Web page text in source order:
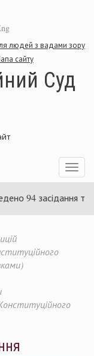
людей з вадами зору
сайту
Суд
Toggle
засідання та